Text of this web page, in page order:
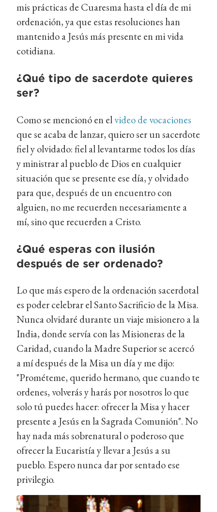
mis prácticas de Cuaresma hasta el día de mi
ordenación, ya que estas resoluciones han
mantenido a Jesús más presente en mi vida
cotidiana.
¿Qué tipo de sacerdote quieres
ser?
Como se mencionó en elvideo de vocaciones
que se acaba de lanzar, quiero ser un sacerdote
fiel y olvidado: fiel al levantarme todos los días
y ministrar al pueblo de Dios en cualquier
situación que se presente ese día, y olvidado
para que, después de un encuentro con
alguien, no me recuerden necesariamente a
mí, sino que recuerden a Cristo.
¿Qué esperas con ilusión
después de ser ordenado?
Lo que más espero de la ordenación sacerdotal
es poder celebrar el Santo Sacrificio de la Misa.
Nunca olvidaré durante un viaje misionero a la
India, donde servía con las Misioneras de la
Caridad, cuando la Madre Superior se acercó
a mí después de la Misa un día y me dijo:
"Prométeme, querido hermano, que cuando te
ordenes, volverás y harás por nosotros lo que
solo tú puedes hacer: ofrecer la Misa y hacer
presente a Jesús en la Sagrada Comunión". No
hay nada más sobrenatural o poderoso que
ofrecer la Eucaristía y llevar a Jesús a su
pueblo. Espero nunca dar por sentado ese
privilegio.